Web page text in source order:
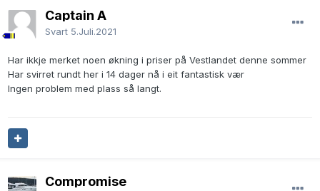
Captain A
Svart 5.Juli.2021
Har ikkje merket noen økning i priser på Vestlandet denne sommer
Har svirret rundt her i 14 dager nå i eit fantastisk vær
Ingen problem med plass så langt.
Compromise